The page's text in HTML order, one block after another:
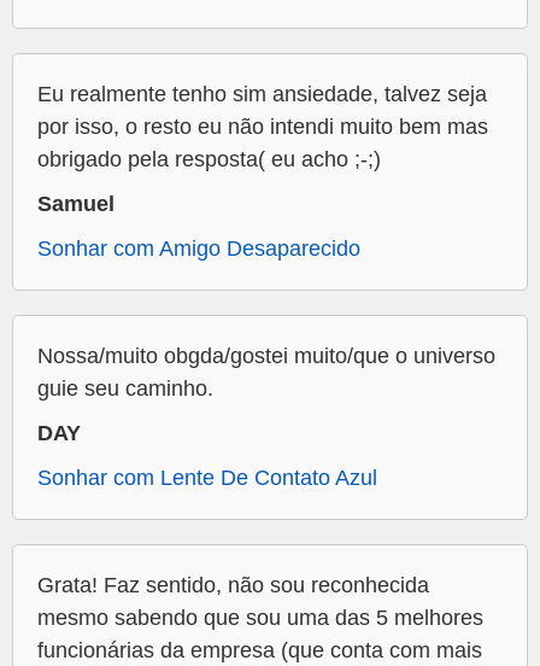
Eu realmente tenho sim ansiedade, talvez seja
por isso, o resto eu não intendi muito bem mas
obrigado pela resposta( eu acho ;-;)
Samuel
Sonhar com Amigo Desaparecido
Nossa/muito obgda/gostei muito/que o universo
guie seu caminho.
DAY
Sonhar com Lente De Contato Azul
Grata! Faz sentido, não sou reconhecida
mesmo sabendo que sou uma das 5 melhores
funcionárias da empresa (que conta com mais